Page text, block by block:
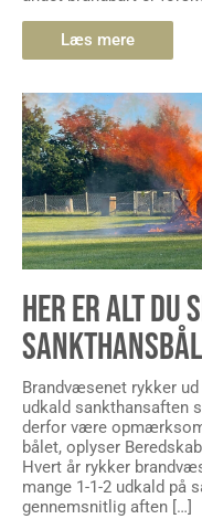
Læs mere
HER ER ALT DU
SANKTHANSBÅL
Brandvæsenet rykker
udkald sankthansaften
derfor være
bålet, oplyser
Hvert år rykker
mange 1-1-2 udkald på
gennemsnitlig aften […]